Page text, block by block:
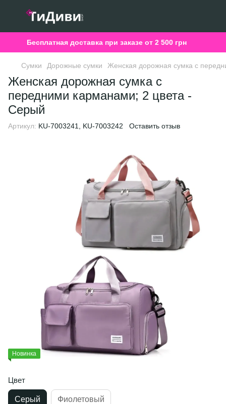
Бесплатная доставка при заказе от 2 500 грн
Сумки Дорожные сумки Женская дорожная сумка с
Женская дорожная сумка с
передними карманами; 2 цвета -
Серый
Артикул: KU-7003241, KU-7003242 Оставить отзыв
Новинка
Цвет
Серый Фиолетовый